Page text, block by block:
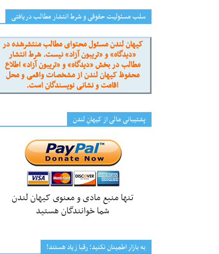
سلب مسئولیت حقوقی و شرط انتشار مطالب دریافتی
کیهان لندن مسئول محتوای مطالب منتشرشده در
«دیدگاه» و «تریبون آزاد» نیست. شرط انتشار
مطالب در بخش «دیدگاه» و «تریبون آزاد» اطلاع
محفوظ کیهان لندن از مشخصات واقعی و محل
اقامت و نشانی نویسندگان است.
پشتیبانی مالی از کیهانِ لندن
تنها منبع مادی و معنوی کیهان لندن
شما خوانندگان هستید
به بازار اطمینان نکنید؛ رقبا زیاد هستند!